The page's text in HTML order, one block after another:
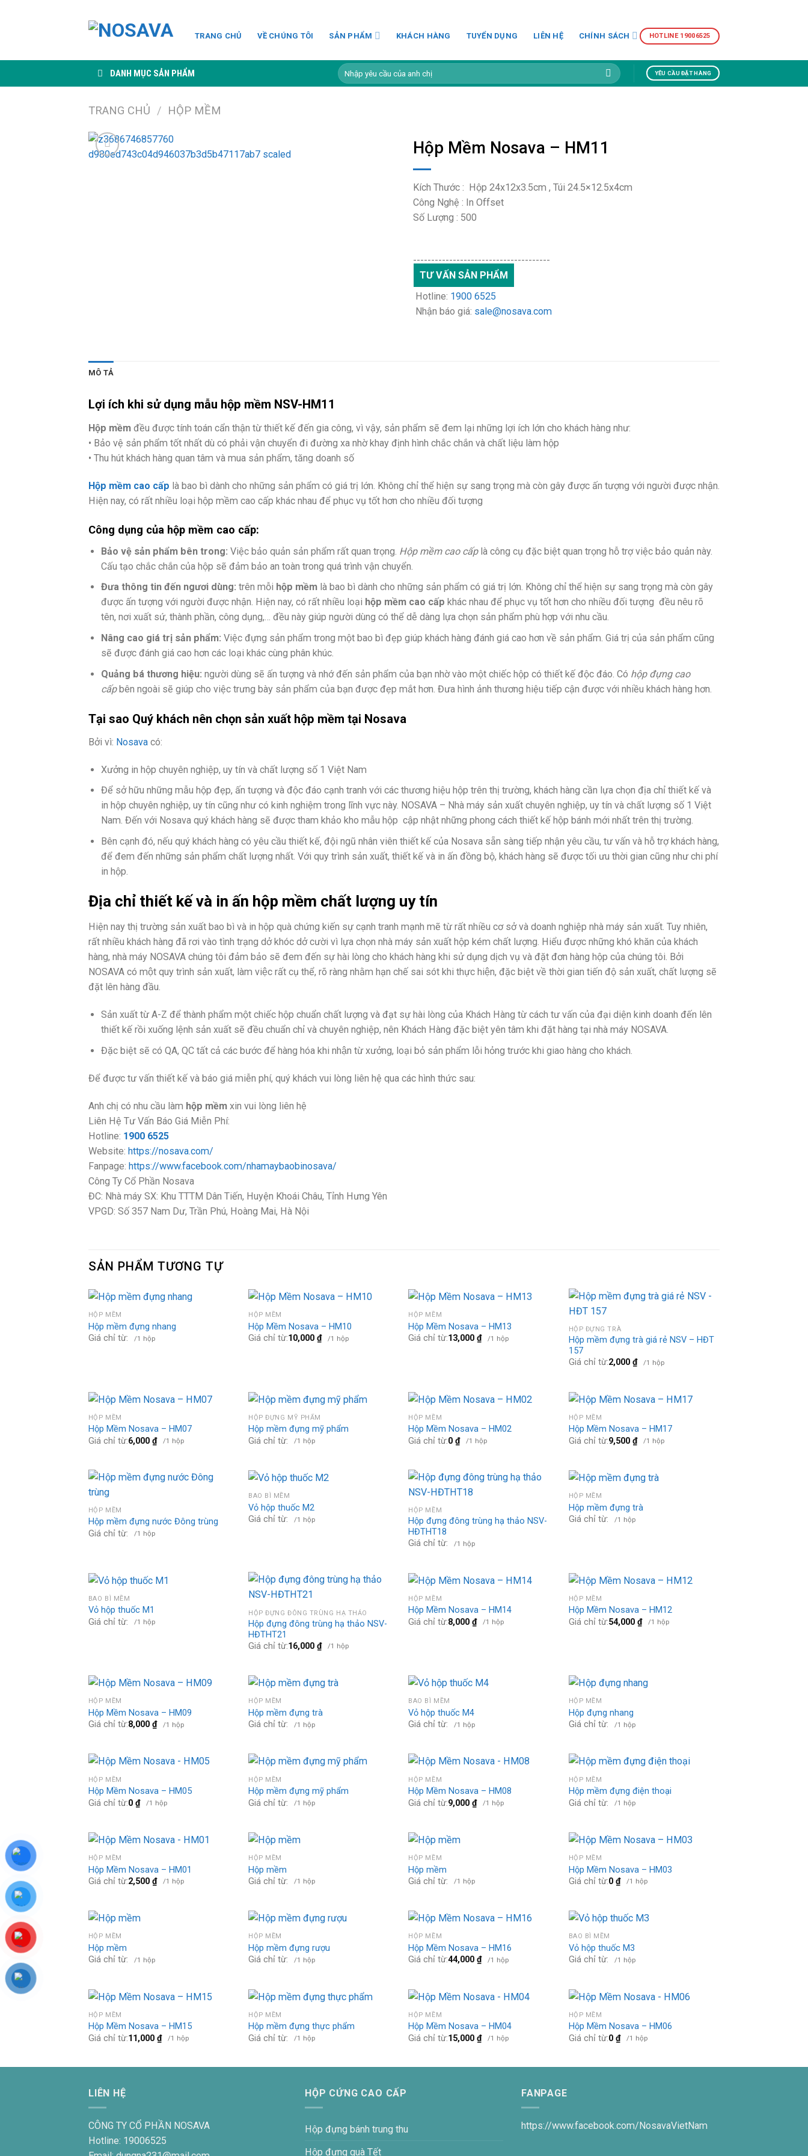
TRANG CHỦ VỀ CHÚNG TÔI SẢN PHẨM KHÁCH HÀNG TUYỂN DỤNG LIÊN HỆ CHÍNH SÁCH HOTLINE 19006525
DANH MỤC SẢN PHẨM
Tìm
kiếm:
YÊU CẦU ĐẶT HÀNG
TRANG CHỦ / HỘP MỀM
Hộp Mềm Nosava – HM11
Kích Thước : Hộp 24x12x3.5cm , Túi 24.5×12.5x4cm
Công Nghệ : In Offset
Số Lượng : 500
--------------------------------------
TƯ VẤN SẢN PHẨM
Hotline: 1900 6525
Nhận báo giá: sale@nosava.com
MÔ TẢ
Lợi ích khi sử dụng mẫu hộp mềm NSV-HM11
Hộp mềm đều được tính toán cẩn thận từ thiết kế đến gia công, vì vậy, sản phẩm sẽ đem lại những lợi ích lớn cho khách hàng như:
• Bảo vệ sản phẩm tốt nhất dù có phải vận chuyển đi đường xa nhờ khay định hình chắc chắn và chất liệu làm hộp
• Thu hút khách hàng quan tâm và mua sản phẩm, tăng doanh số
Hộp mềm cao cấp là bao bì dành cho những sản phẩm có giá trị lớn. Không chỉ thể hiện sự sang trọng mà còn gây được ấn tượng với người được nhận.
Hiện nay, có rất nhiều loại hộp mềm cao cấp khác nhau để phục vụ tốt hơn cho nhiều đối tượng
Công dụng của hộp mềm cao cấp:
Bảo vệ sản phẩm bên trong: Việc bảo quản sản phẩm rất quan trọng. Hộp mềm cao cấplà công cụ đặc biệt quan trọng hỗ trợ việc bảo quản này.
Cấu tạo chắc chắn của hộp sẽ đảm bảo an toàn trong quá trình vận chuyển.
Đưa thông tin đến ngươi dùng: trên mỗi hộp mềm là bao bì dành cho những sản phẩm có giá trị lớn. Không chỉ thể hiện sự sang trọng mà còn gây
được ấn tượng với người được nhận. Hiện nay, có rất nhiều loại hộp mềm cao cấp khác nhau để phục vụ tốt hơn cho nhiều đối tượng đều nêu rõ
tên, nơi xuất sứ, thành phần, công dụng,… đều này giúp người dùng có thể dễ dàng lựa chọn sản phẩm phù hợp với nhu cầu.
Nâng cao giá trị sản phẩm: Việc đựng sản phẩm trong một bao bì đẹp giúp khách hàng đánh giá cao hơn về sản phẩm. Giá trị của sản phẩm cũng
sẽ được đánh giá cao hơn các loại khác cùng phân khúc.
Quảng bá thương hiệu: người dùng sẽ ấn tượng và nhớ đến sản phẩm của bạn nhờ vào một chiếc hộp có thiết kế độc đáo. Có hộp đựng cao
cấpbên ngoài sẽ giúp cho việc trưng bày sản phẩm của bạn được đẹp mắt hơn. Đưa hình ảnh thương hiệu tiếp cận được với nhiều khách hàng hơn.
Tại sao Quý khách nên chọn sản xuất hộp mềm tại Nosava
Bởi vì: Nosava có:
Xưởng in hộp chuyên nghiệp, uy tín và chất lượng số 1 Việt Nam
Để sở hữu những mẫu hộp đẹp, ấn tượng và độc đáo cạnh tranh với các thương hiệu hộp trên thị trường, khách hàng cần lựa chọn địa chỉ thiết kế và
in hộp chuyên nghiệp, uy tín cũng như có kinh nghiệm trong lĩnh vực này. NOSAVA – Nhà máy sản xuất chuyên nghiệp, uy tín và chất lượng số 1 Việt
Nam. Đến với Nosava quý khách hàng sẽ được tham khảo kho mẫu hộp cập nhật những phong cách thiết kế hộp bánh mới nhất trên thị trường.
Bên cạnh đó, nếu quý khách hàng có yêu cầu thiết kế, đội ngũ nhân viên thiết kế của Nosava sẵn sàng tiếp nhận yêu cầu, tư vấn và hỗ trợ khách hàng,
để đem đến những sản phẩm chất lượng nhất. Với quy trình sản xuất, thiết kế và in ấn đồng bộ, khách hàng sẽ được tối ưu thời gian cũng như chi phí
in hộp.
Địa chỉ thiết kế và in ấn hộp mềm chất lượng uy tín
Hiện nay thị trường sản xuất bao bì và in hộp quà chứng kiến sự cạnh tranh mạnh mẽ từ rất nhiều cơ sở và doanh nghiệp nhà máy sản xuất. Tuy nhiên,
rất nhiều khách hàng đã rơi vào tình trạng dở khóc dở cười vì lựa chọn nhà máy sản xuất hộp kém chất lượng. Hiểu được những khó khăn của khách
hàng, nhà máy NOSAVA chúng tôi đảm bảo sẽ đem đến sự hài lòng cho khách hàng khi sử dụng dịch vụ và đặt đơn hàng hộp của chúng tôi. Bởi
NOSAVA có một quy trình sản xuất, làm việc rất cụ thể, rõ ràng nhằm hạn chế sai sót khi thực hiện, đặc biệt về thời gian tiến độ sản xuất, chất lượng sẽ
đặt lên hàng đầu.
Sản xuất từ A-Z để thành phẩm một chiếc hộp chuẩn chất lượng và đạt sự hài lòng của Khách Hàng từ cách tư vấn của đại diện kinh doanh đến lên
thiết kế rồi xuống lệnh sản xuất sẽ đều chuẩn chỉ và chuyên nghiệp, nên Khách Hàng đặc biệt yên tâm khi đặt hàng tại nhà máy NOSAVA.
Đặc biệt sẽ có QA, QC tất cả các bước để hàng hóa khi nhận từ xưởng, loại bỏ sản phẩm lỗi hỏng trước khi giao hàng cho khách.
Để được tư vấn thiết kế và báo giá miễn phí, quý khách vui lòng liên hệ qua các hình thức sau:
Anh chị có nhu cầu làm hộp mềm xin vui lòng liên hệ
Liên Hệ Tư Vấn Báo Giá Miễn Phí:
Hotline: 1900 6525
Website: https://nosava.com/
Fanpage: https://www.facebook.com/nhamaybaobinosava/
Công Ty Cổ Phần Nosava
ĐC: Nhà máy SX: Khu TTTM Dân Tiến, Huyện Khoái Châu, Tỉnh Hưng Yên
VPGD: Số 357 Nam Dư, Trần Phú, Hoàng Mai, Hà Nội
SẢN PHẨM TƯƠNG TỰ
HỘP MỀM
Hộp mềm đựng nhang
Giá chỉ từ:
/1 hộp
HỘP MỀM
Hộp Mềm Nosava – HM10
Giá chỉ từ:10,000₫ /1 hộp
HỘP MỀM
Hộp Mềm Nosava – HM13
Giá chỉ từ:13,000₫ /1 hộp
HỘP ĐỰNG TRÀ
Hộp mềm đựng trà giá rẻ NSV – HĐT
157
Giá chỉ từ:2,000 ₫ /1 hộp
HỘP MỀM
Hộp Mềm Nosava – HM07
Giá chỉ từ:6,000 ₫ /1 hộp
HỘP ĐỰNG MỸ PHẨM
Hộp mềm đựng mỹ phẩm
Giá chỉ từ:
/1 hộp
HỘP MỀM
Hộp Mềm Nosava – HM02
Giá chỉ từ:0₫ /1 hộp
HỘP MỀM
Hộp Mềm Nosava – HM17
Giá chỉ từ:9,500 ₫ /1 hộp
HỘP MỀM
Hộp mềm đựng nước Đông trùng
Giá chỉ từ:
/1 hộp
BAO BÌ MỀM
Vỏ hộp thuốc M2
Giá chỉ từ:
/1 hộp
HỘP MỀM
Hộp đựng đông trùng hạ thảo NSV-
HĐTHT18
Giá chỉ từ:
/1 hộp
HỘP MỀM
Hộp mềm đựng trà
Giá chỉ từ:
/1 hộp
BAO BÌ MỀM
Vỏ hộp thuốc M1
Giá chỉ từ:
/1 hộp
HỘP ĐỰNG ĐÔNG TRÙNG HẠ THẢO
Hộp đựng đông trùng hạ thảo NSV-
HĐTHT21
Giá chỉ từ:16,000₫ /1 hộp
HỘP MỀM
Hộp Mềm Nosava – HM14
Giá chỉ từ:8,000₫ /1 hộp
HỘP MỀM
Hộp Mềm Nosava – HM12
Giá chỉ từ:54,000 ₫ /1 hộp
HỘP MỀM
Hộp Mềm Nosava – HM09
Giá chỉ từ:8,000 ₫ /1 hộp
HỘP MỀM
Hộp mềm đựng trà
Giá chỉ từ:
/1 hộp
BAO BÌ MỀM
Vỏ hộp thuốc M4
Giá chỉ từ:
/1 hộp
HỘP MỀM
Hộp đựng nhang
Giá chỉ từ:
/1 hộp
HỘP MỀM
Hộp Mềm Nosava – HM05
Giá chỉ từ:0 ₫ /1 hộp
HỘP MỀM
Hộp mềm đựng mỹ phẩm
Giá chỉ từ:
/1 hộp
HỘP MỀM
Hộp Mềm Nosava – HM08
Giá chỉ từ:9,000₫ /1 hộp
HỘP MỀM
Hộp mềm đựng điện thoại
Giá chỉ từ:
/1 hộp
HỘP MỀM
Hộp Mềm Nosava – HM01
Giá chỉ từ:2,500 ₫ /1 hộp
HỘP MỀM
Hộp mềm
Giá chỉ từ:
/1 hộp
HỘP MỀM
Hộp mềm
Giá chỉ từ:
/1 hộp
HỘP MỀM
Hộp Mềm Nosava – HM03
Giá chỉ từ:0 ₫ /1 hộp
HỘP MỀM
Hộp mềm
Giá chỉ từ:
/1 hộp
HỘP MỀM
Hộp mềm đựng rượu
Giá chỉ từ:
/1 hộp
HỘP MỀM
Hộp Mềm Nosava – HM16
Giá chỉ từ:44,000₫ /1 hộp
BAO BÌ MỀM
Vỏ hộp thuốc M3
Giá chỉ từ:
/1 hộp
HỘP MỀM
Hộp Mềm Nosava – HM15
Giá chỉ từ:11,000 ₫ /1 hộp
HỘP MỀM
Hộp mềm đựng thực phẩm
Giá chỉ từ:
/1 hộp
HỘP MỀM
Hộp Mềm Nosava – HM04
Giá chỉ từ:15,000₫ /1 hộp
HỘP MỀM
Hộp Mềm Nosava – HM06
Giá chỉ từ:0 ₫ /1 hộp
LIÊN HỆ
CÔNG TY CỔ PHẦN NOSAVA
Hotline: 19006525
HỘP CỨNG CAO CẤP
Hộp đựng bánh trung thu
Hộp đựng quà Tết
FANPAGE
https://www.facebook.com/NosavaVietNam